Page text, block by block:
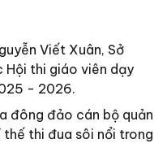
Viết Xuân, Sở
Hội thi giáo viên dạy
- 2026.
đông đảo cán bộ quản
thế thi đua sôi nổi trong